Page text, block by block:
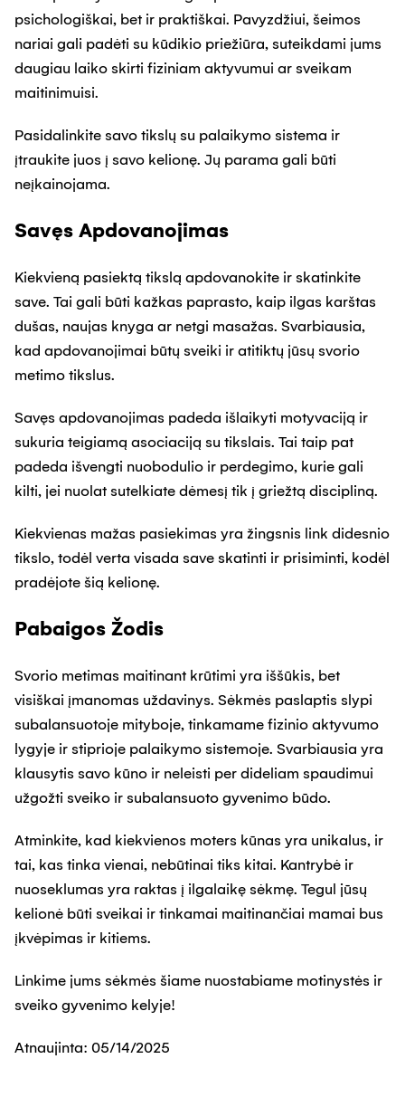
psichologiškai, bet ir praktiškai. Pavyzdžiui, šeimos
nariai gali padėti su kūdikio priežiūra, suteikdami jums
daugiau laiko skirti fiziniam aktyvumui ar sveikam
maitinimuisi.
Pasidalinkite savo tikslų su palaikymo sistema ir
įtraukite juos į savo kelionę. Jų parama gali būti
neįkainojama.
Savęs Apdovanojimas
Kiekvieną pasiektą tikslą apdovanokite ir skatinkite
save. Tai gali būti kažkas paprasto, kaip ilgas karštas
dušas, naujas knyga ar netgi masažas. Svarbiausia,
kad apdovanojimai būtų sveiki ir atitiktų jūsų svorio
metimo tikslus.
Savęs apdovanojimas padeda išlaikyti motyvaciją ir
sukuria teigiamą asociaciją su tikslais. Tai taip pat
padeda išvengti nuobodulio ir perdegimo, kurie gali
kilti, jei nuolat sutelkiate dėmesį tik į griežtą discipliną.
Kiekvienas mažas pasiekimas yra žingsnis link didesnio
tikslo, todėl verta visada save skatinti ir prisiminti, kodėl
pradėjote šią kelionę.
Pabaigos Žodis
Svorio metimas maitinant krūtimi yra iššūkis, bet
visiškai įmanomas uždavinys. Sėkmės paslaptis slypi
subalansuotoje mityboje, tinkamame fizinio aktyvumo
lygyje ir stiprioje palaikymo sistemoje. Svarbiausia yra
klausytis savo kūno ir neleisti per dideliam spaudimui
užgožti sveiko ir subalansuoto gyvenimo būdo.
Atminkite, kad kiekvienos moters kūnas yra unikalus, ir
tai, kas tinka vienai, nebūtinai tiks kitai. Kantrybė ir
nuoseklumas yra raktas į ilgalaikę sėkmę. Tegul jūsų
kelionė būti sveikai ir tinkamai maitinančiai mamai bus
įkvėpimas ir kitiems.
Linkime jums sėkmės šiame nuostabiame motinystės ir
sveiko gyvenimo kelyje!
Atnaujinta: 05/14/2025